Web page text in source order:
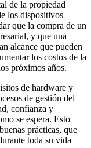
de la propiedad
los dispositivos
que la compra de un
y que una
alcance que pueden
los costos de la
próximos años.
de hardware y
de gestión del
confianza y
se espera. Esto
prácticas, que
toda su vida